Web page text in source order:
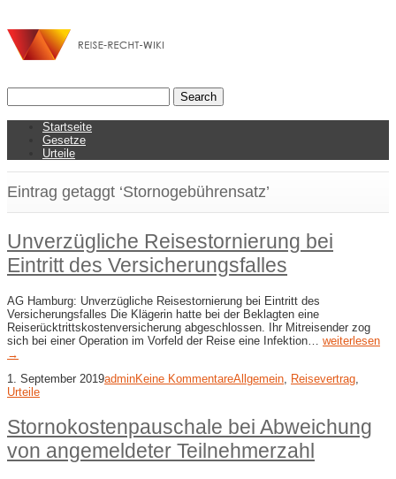
Startseite
Gesetze
Urteile
Eintrag getaggt ‘Stornogebührensatz’
Unverzügliche Reisestornierung bei
Eintritt des Versicherungsfalles
AG Hamburg: Unverzügliche Reisestornierung bei Eintritt des
Versicherungsfalles Die Klägerin hatte bei der Beklagten eine
Reiserücktrittskostenversicherung abgeschlossen. Ihr Mitreisender zog
sich bei einer Operation im Vorfeld der Reise eine Infektion… weiterlesen
→
1. September 2019adminKeine KommentareAllgemein, Reisevertrag,
Urteile
Stornokostenpauschale bei Abweichung
von angemeldeter Teilnehmerzahl